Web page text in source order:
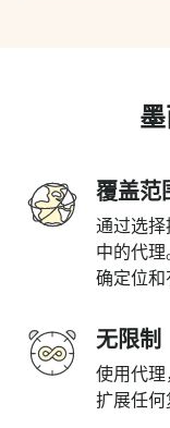
覆盖范
通过选
中的代
确定位和
无限制
使用代
扩展任何